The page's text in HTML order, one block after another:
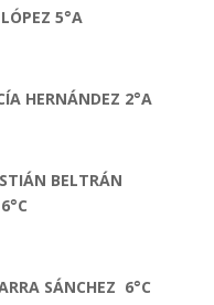
5°A
HERNÁNDEZ 2°A
BELTRÁN
SÁNCHEZ 6°C